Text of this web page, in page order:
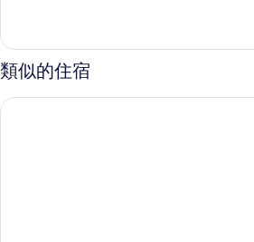
有
相
片
宿
舍
的
情
類似的住宿
羅馬中心新一代青年旅舍